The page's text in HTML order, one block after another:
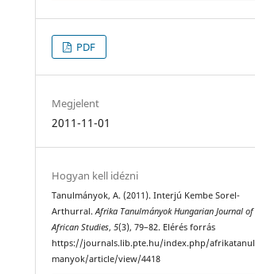
PDF
Megjelent
2011-11-01
Hogyan kell idézni
Tanulmányok, A. (2011). Interjú Kembe Sorel-
Arthurral.Afrika Tanulmányok Hungarian Journal of
African Studies,5(3), 79–82. Elérés forrás
https://journals.lib.pte.hu/index.php/afrikatanul
manyok/article/view/4418